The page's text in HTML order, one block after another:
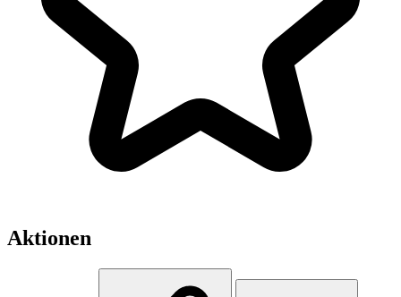
Aktionen